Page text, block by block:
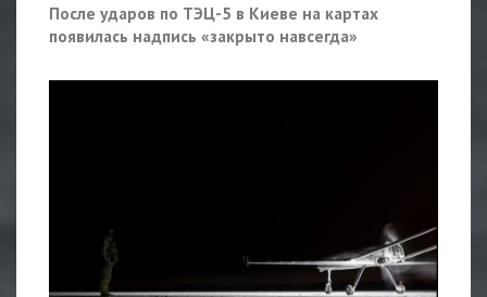
После ударов по ТЭЦ-5 в Киеве на картах
появилась надпись «закрыто навсегда»